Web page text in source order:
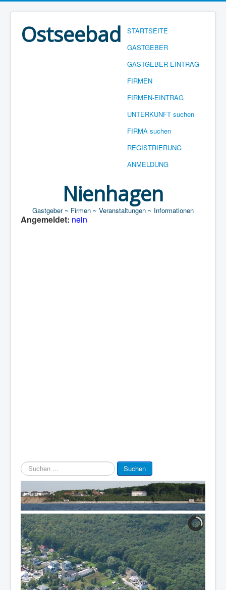
STARTSEITE
GASTGEBER
GASTGEBER-EINTRAG
FIRMEN
FIRMEN-EINTRAG
UNTERKUNFT suchen
FIRMA suchen
REGISTRIERUNG
ANMELDUNG
Ostseebad
Nienhagen
Gastgeber ~ Firmen ~ Veranstaltungen ~ Informationen
Angemeldet: nein
Suchen
...
Suchen